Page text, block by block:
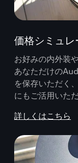
価格シミュレ
お好みの内外装
あなただけの
を保存いただく
にもご活用いた
詳しくはこちら